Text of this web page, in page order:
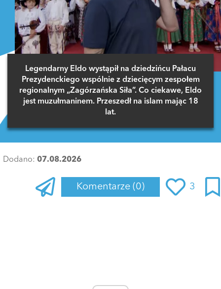
Legendarny Eldo wystąpił na dziedzińcu Pałacu
Prezydenckiego wspólnie z dziecięcym zespołem
regionalnym „Zagórzańska Siła”. Co ciekawe, Eldo
jest muzułmaninem. Przeszedł na islam mając 18
lat.
Dodano: 07.08.2026
Komentarze (0) 3